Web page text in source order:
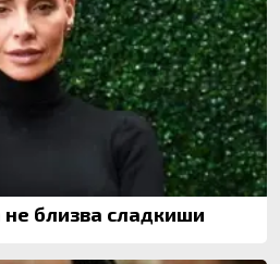
близва сладкиши